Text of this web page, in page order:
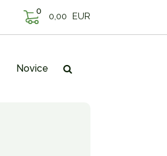
0 0,00 EUR
Novice